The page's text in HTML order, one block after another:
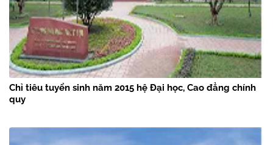
Chỉ tiêu tuyển sinh năm 2015 hệ Đại học, Cao đẳng chính
quy